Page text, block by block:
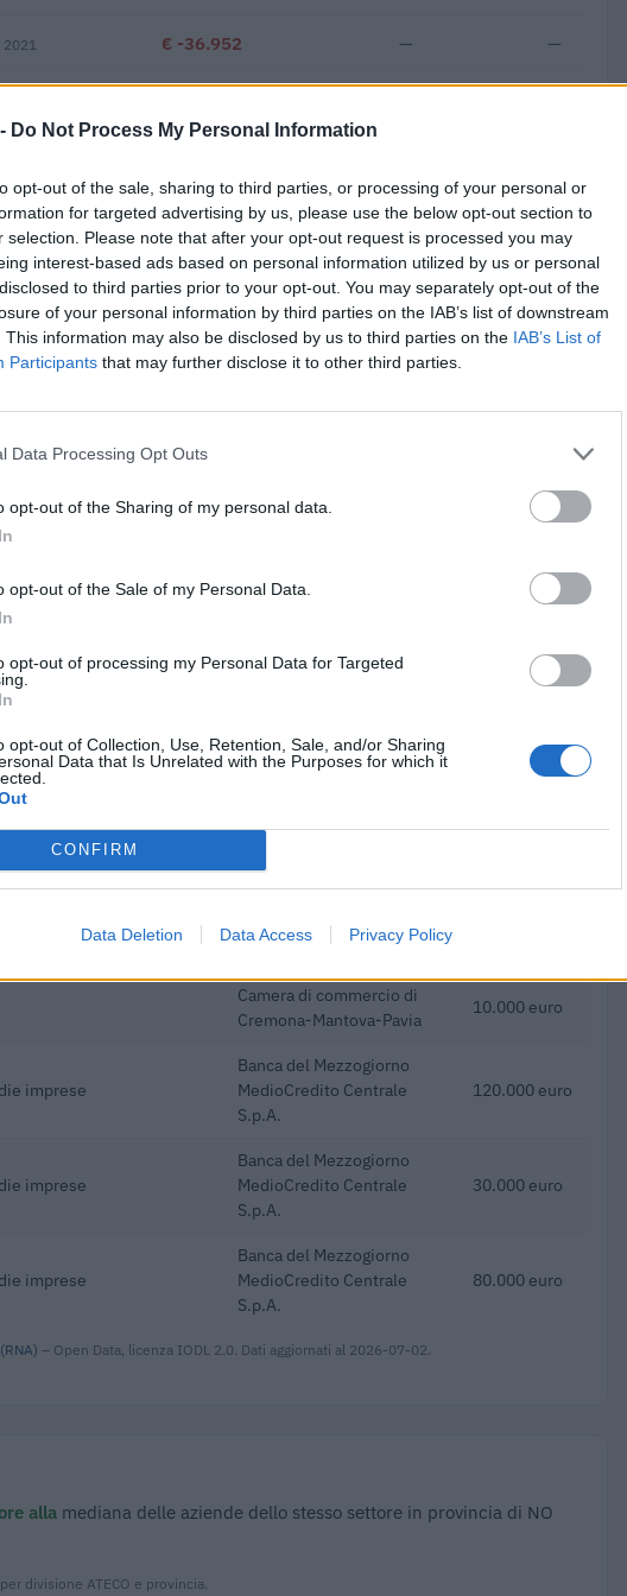
Do Not Process My Personal Information
opt-out of the sale, sharing to third parties, or processing of your personal or
for targeted advertising by us, please use the below opt-out section to
selection. Please note that after your opt-out request is processed you may
interest-based ads based on personal information utilized by us or personal
to third parties prior to your opt-out. You may separately opt-out of the
of your personal information by third parties on the IAB’s list of downstream
This information may also be disclosed by us to third parties on the IAB’s List of
Participants that may further disclose it to other third parties.
Data Processing Opt Outs
opt-out of the Sharing of my personal data.
opt-out of the Sale of my Personal Data.
opt-out of processing my Personal Data for Targeted
opt-out of Collection, Use, Retention, Sale, and/or Sharing
Data that Is Unrelated with the Purposes for which it
CONFIRM
Data Deletion Data Access Privacy Policy
2021 € -36.952 — —
€ 97.768
Fatturato per dipendente
per un totale di 2.166.484 euro (2020–2026).
previdenziali per nuove
nel bienni
inps 2.674 euro
imprese
MedioCredito Centrale
112.000 euro
imprese
Banca del Mezzogiorno
25.000 euro
previdenziali per nuove
nel bienni
inps 5.154 euro
previdenziali per nuove
nel bienni
imprese
MedioCredito Centrale
Camera di commercio di
Cremona-Mantova-Pavia
10.000 euro
imprese
Banca del Mezzogiorno
MedioCredito Centrale
S.p.A.
120.000 euro
imprese
Banca del Mezzogiorno
MedioCredito Centrale
S.p.A.
30.000 euro
imprese
Banca del Mezzogiorno
MedioCredito Centrale
S.p.A.
80.000 euro
– Open Data, licenza IODL 2.0. Dati aggiornati al 2026-07-02.
alla mediana delle aziende dello stesso settore in provincia di NO
divisione ATECO e provincia.